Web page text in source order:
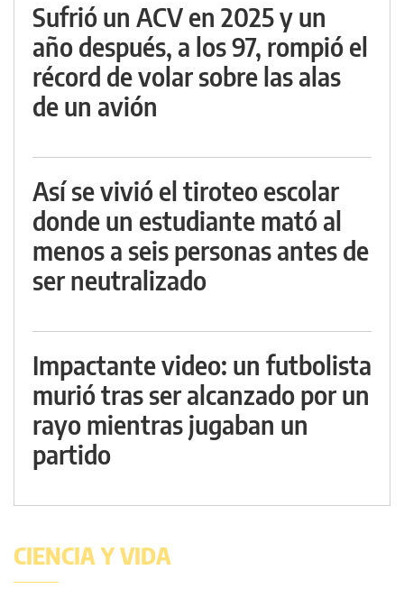
Sufrió un ACV en 2025 y un
año después, a los 97, rompió el
récord de volar sobre las alas
de un avión
Así se vivió el tiroteo escolar
donde un estudiante mató al
menos a seis personas antes de
ser neutralizado
Impactante video: un futbolista
murió tras ser alcanzado por un
rayo mientras jugaban un
partido
CIENCIA Y VIDA